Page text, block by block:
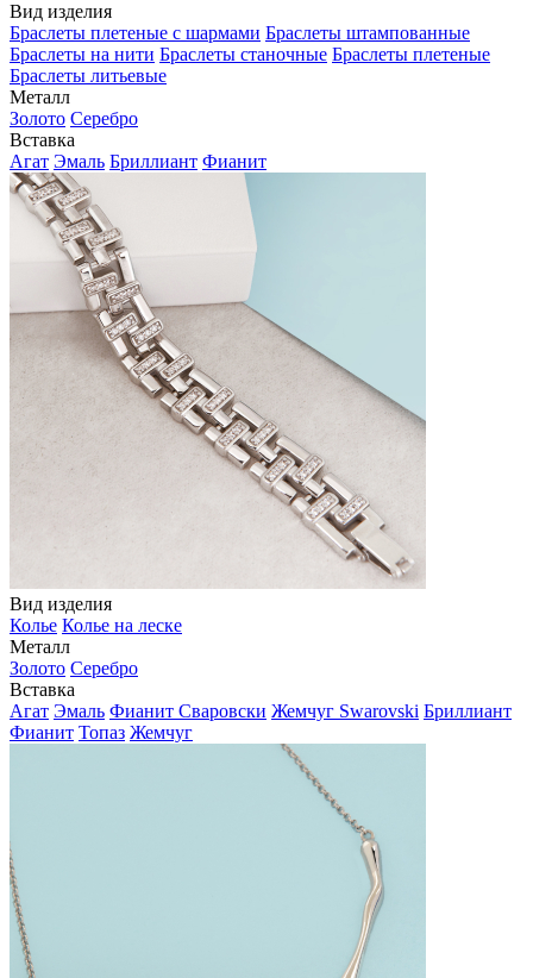
Вид изделия
Браслеты плетеные с шармами Браслеты штампованные
Браслеты на нити Браслеты станочные Браслеты плетеные
Браслеты литьевые
Металл
Золото Серебро
Вставка
Агат Эмаль Бриллиант Фианит
Вид изделия
Колье Колье на леске
Металл
Золото Серебро
Вставка
Агат Эмаль Фианит Сваровски Жемчуг Swarovski Бриллиант
Фианит Топаз Жемчуг